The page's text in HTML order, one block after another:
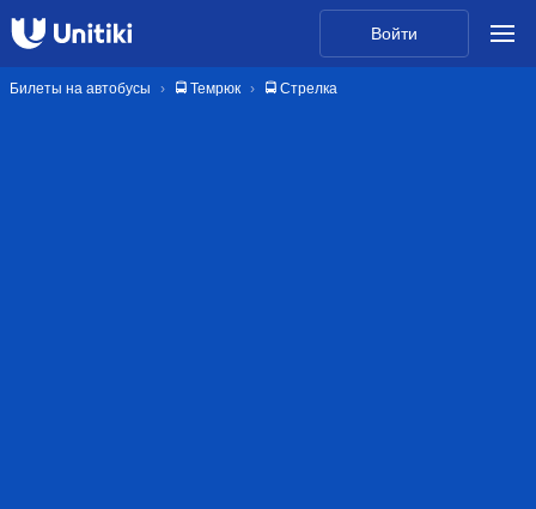
Войти
Билеты на автобусы 🚍 Темрюк 🚍 Стрелка